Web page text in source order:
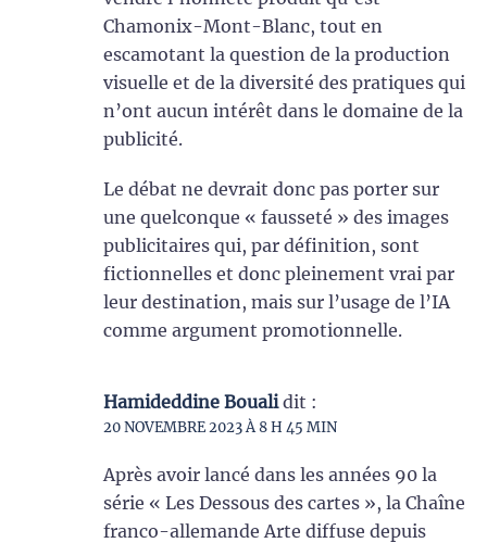
Chamonix-Mont-Blanc, tout en
escamotant la question de la production
visuelle et de la diversité des pratiques qui
n’ont aucun intérêt dans le domaine de la
publicité.
Le débat ne devrait donc pas porter sur
une quelconque « fausseté » des images
publicitaires qui, par définition, sont
fictionnelles et donc pleinement vrai par
leur destination, mais sur l’usage de l’IA
comme argument promotionnelle.
Hamideddine Bouali dit :
20 NOVEMBRE 2023 À 8 H 45 MIN
Après avoir lancé dans les années 90 la
série « Les Dessous des cartes », la Chaîne
franco-allemande Arte diffuse depuis